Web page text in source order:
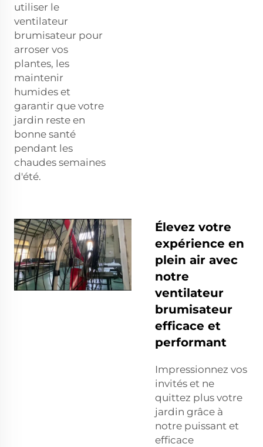
utiliser le
ventilateur
brumisateur pour
arroser vos
plantes, les
maintenir
humides et
garantir que votre
jardin reste en
bonne santé
pendant les
chaudes semaines
d'été.
Élevez votre
expérience en
plein air avec
notre
ventilateur
brumisateur
efficace et
performant
Impressionnez vos
invités et ne
quittez plus votre
jardin grâce à
notre puissant et
efficace